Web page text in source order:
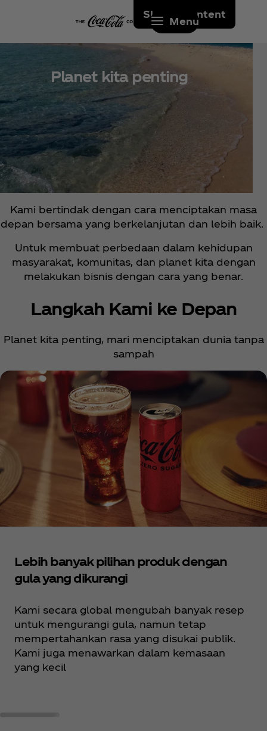
Skip to content
Menu
Planet kita penting
Kami bertindak dengan cara menciptakan masa
depan bersama yang berkelanjutan dan lebih baik.
Untuk membuat perbedaan dalam kehidupan
masyarakat, komunitas, dan planet kita dengan
melakukan bisnis dengan cara yang benar.
Langkah Kami ke Depan
Planet kita penting, mari menciptakan dunia tanpa
sampah
Lebih banyak pilihan produk dengan
gula yang dikurangi
Kami secara global mengubah banyak resep
untuk mengurangi gula, namun tetap
mempertahankan rasa yang disukai publik.
Kami juga menawarkan dalam kemasaan
yang kecil